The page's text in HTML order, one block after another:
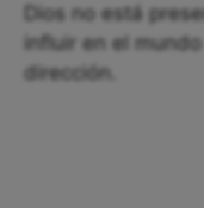
Dios no está
influir en el
dirección.